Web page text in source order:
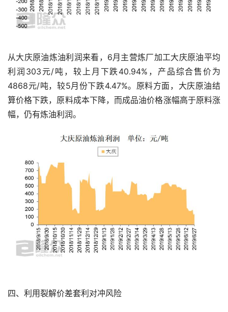
从大庆原油炼油利润来看，6月主营炼厂加工大庆原油平均
利润303元/吨，较上月下跌40.94%，产品综合售价为
4868元/吨，较5月份下跌4.47%。原料方面，大庆原油结
算价格下跌，原料成本下降，而成品油价格涨幅高于原料涨
幅，仍有炼油利润。
四、利用裂解价差套利对冲风险